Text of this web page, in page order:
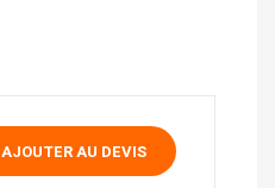
AJOUTER AU DEVIS